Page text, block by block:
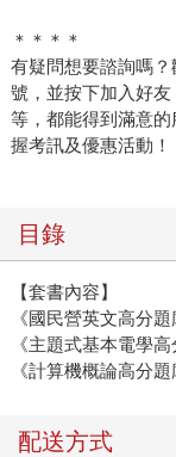
＊＊＊＊
有疑問想要諮詢嗎
號，並按下加入好
等，都能得到滿意
握考訊及優惠活動！
目錄
【套書內容】
《國民營英文高分題
《主題式基本電學高
《計算機概論高分題
配送方式